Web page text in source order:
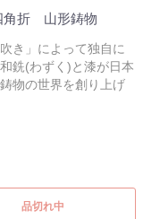
折 山形鋳物
吹き」によって独自に
銑(わずく)と漆が日本
物の世界を創り上げ
品切れ中